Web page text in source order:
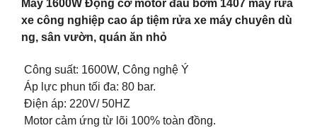
Máy 1600W Động cơ motor đầu bơm 1407 máy rửa
xe công nghiệp cao áp tiệm rửa xe máy chuyên dù
ng, sân vườn, quán ăn nhỏ
Công suất: 1600W, Công nghệ Ý
Áp lực phun tối đa: 80 bar.
Điện áp: 220V/ 50HZ
Motor cảm ứng từ lõi 100% toàn đồng.